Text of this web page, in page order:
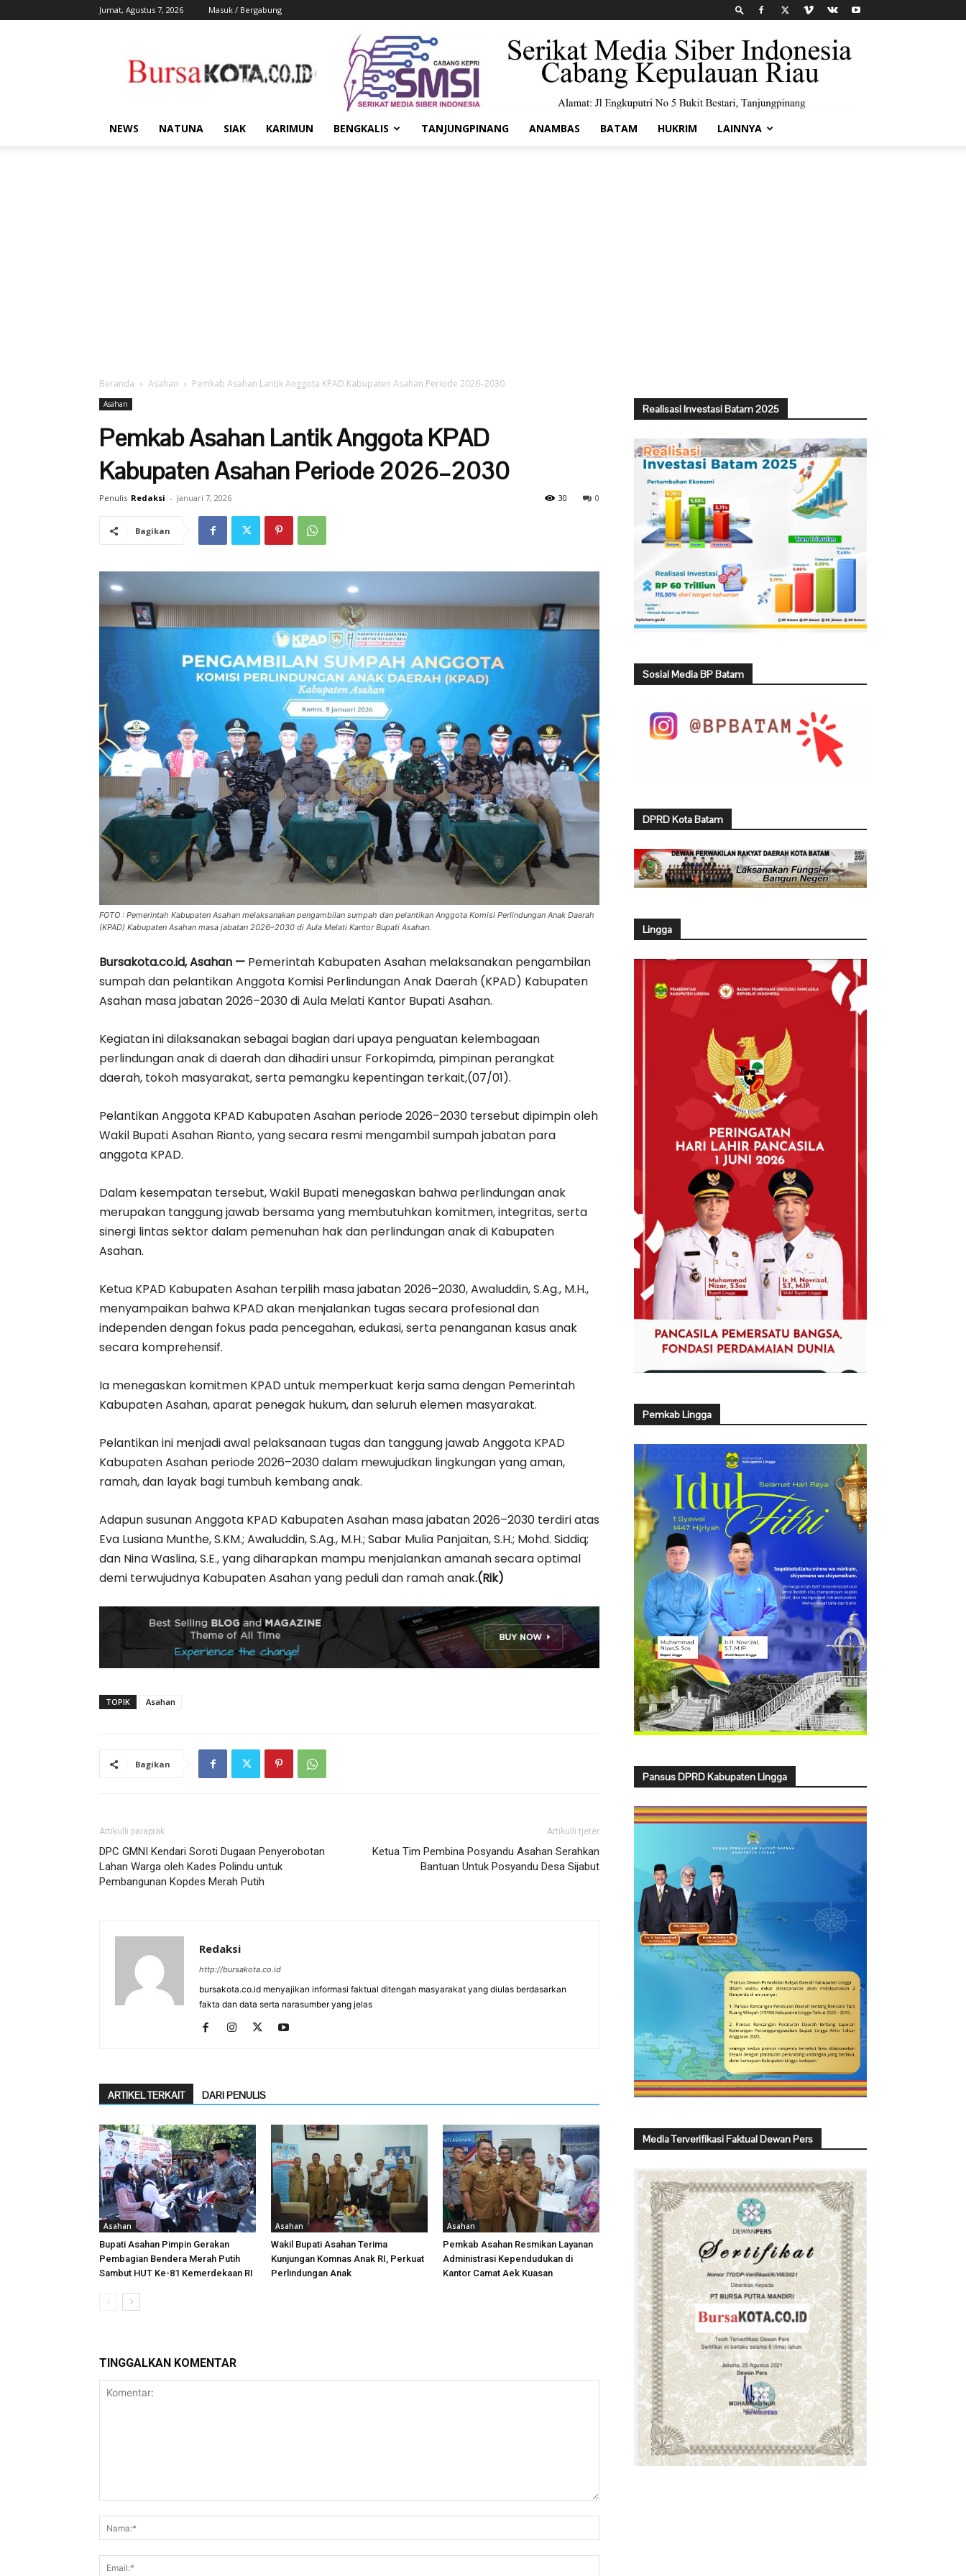
Jumat, Agustus 7, 2026 Masuk / Bergabung
Kota
NEWS NATUNA SIAK KARIMUN BENGKALIS TANJUNGPINANG ANAMBAS BATAM HUKRIM LAINNYA
Beranda Asahan Pemkab Asahan Lantik Anggota KPAD Kabupaten Asahan Periode 2026–2030
Asahan
Pemkab Asahan Lantik Anggota KPAD
Kabupaten Asahan Periode 2026–2030
Penulis Redaksi - Januari 7, 2026 0
30
Bagikan
FOTO : Pemerintah Kabupaten Asahan melaksanakan pengambilan sumpah dan pelantikan Anggota Komisi Perlindungan Anak Daerah
(KPAD) Kabupaten Asahan masa jabatan 2026–2030 di Aula Melati Kantor Bupati Asahan.
Bursakota.co.id, Asahan — Pemerintah Kabupaten Asahan melaksanakan pengambilan
sumpah dan pelantikan Anggota Komisi Perlindungan Anak Daerah (KPAD) Kabupaten
Asahan masa jabatan 2026–2030 di Aula Melati Kantor Bupati Asahan.
Kegiatan ini dilaksanakan sebagai bagian dari upaya penguatan kelembagaan
perlindungan anak di daerah dan dihadiri unsur Forkopimda, pimpinan perangkat
daerah, tokoh masyarakat, serta pemangku kepentingan terkait,(07/01).
Pelantikan Anggota KPAD Kabupaten Asahan periode 2026–2030 tersebut dipimpin oleh
Wakil Bupati Asahan Rianto, yang secara resmi mengambil sumpah jabatan para
anggota KPAD.
Dalam kesempatan tersebut, Wakil Bupati menegaskan bahwa perlindungan anak
merupakan tanggung jawab bersama yang membutuhkan komitmen, integritas, serta
sinergi lintas sektor dalam pemenuhan hak dan perlindungan anak di Kabupaten
Asahan.
Ketua KPAD Kabupaten Asahan terpilih masa jabatan 2026–2030, Awaluddin, S.Ag., M.H.,
menyampaikan bahwa KPAD akan menjalankan tugas secara profesional dan
independen dengan fokus pada pencegahan, edukasi, serta penanganan kasus anak
secara komprehensif.
Ia menegaskan komitmen KPAD untuk memperkuat kerja sama dengan Pemerintah
Kabupaten Asahan, aparat penegak hukum, dan seluruh elemen masyarakat.
Pelantikan ini menjadi awal pelaksanaan tugas dan tanggung jawab Anggota KPAD
Kabupaten Asahan periode 2026–2030 dalam mewujudkan lingkungan yang aman,
ramah, dan layak bagi tumbuh kembang anak.
Adapun susunan Anggota KPAD Kabupaten Asahan masa jabatan 2026–2030 terdiri atas
Eva Lusiana Munthe, S.KM.; Awaluddin, S.Ag., M.H.; Sabar Mulia Panjaitan, S.H.; Mohd. Siddiq;
dan Nina Waslina, S.E., yang diharapkan mampu menjalankan amanah secara optimal
demi terwujudnya Kabupaten Asahan yang peduli dan ramah anak.(Rik)
TOPIK Asahan
Bagikan
Artikulli paraprak
DPC GMNI Kendari Soroti Dugaan Penyerobotan
Lahan Warga oleh Kades Polindu untuk
Pembangunan Kopdes Merah Putih
Artikulli tjetër
Ketua Tim Pembina Posyandu Asahan Serahkan
Bantuan Untuk Posyandu Desa Sijabut
Redaksi
http://bursakota.co.id
bursakota.co.id menyajikan informasi faktual ditengah masyarakat yang diulas berdasarkan
fakta dan data serta narasumber yang jelas
ARTIKEL TERKAIT DARI PENULIS
Asahan
Bupati Asahan Pimpin Gerakan
Pembagian Bendera Merah Putih
Sambut HUT Ke-81 Kemerdekaan RI
Asahan
Wakil Bupati Asahan Terima
Kunjungan Komnas Anak RI, Perkuat
Perlindungan Anak
Asahan
Pemkab Asahan Resmikan Layanan
Administrasi Kependudukan di
Kantor Camat Aek Kuasan
TINGGALKAN KOMENTAR
Realisasi Investasi Batam 2025
Sosial Media BP Batam
DPRD Kota Batam
Lingga
Pemkab Lingga
Pansus DPRD Kabupaten Lingga
Media Terverifikasi Faktual Dewan Pers